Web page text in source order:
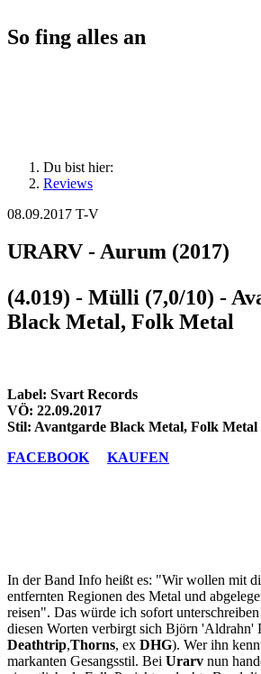
So fing alles an
Du bist hier:
Reviews
08.09.2017 T-V
URARV - Aurum (2017)
(4.019) - Mülli (7,0/10) -
Black Metal, Folk Metal
Label: Svart Records
VÖ: 22.09.2017
Stil: Avantgarde Black Metal, Folk Metal
FACEBOOK
KAUFEN
In der Band Info heißt es: "Wir wollen mit
entfernten Regionen des Metal und
reisen". Das würde ich sofort
diesen Worten verbirgt sich Björn 'Aldrahn'
Deathtrip,Thorns, ex DHG). Wer ihn
markanten Gesangsstil. Bei Urarv nun